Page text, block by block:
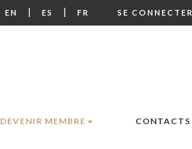
EN | ES | FR SE CONNECTER
DEVENIR MEMBRE CONTACTS